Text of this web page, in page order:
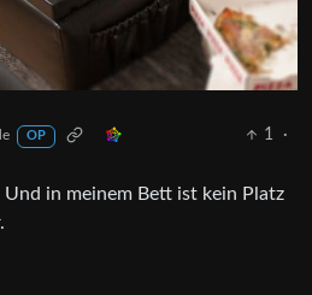
OP 1
·
Und in meinem Bett ist kein Platz